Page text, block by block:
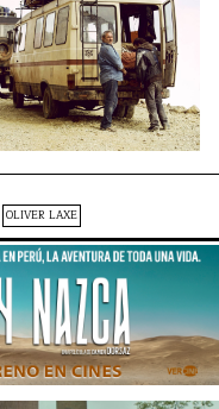
OLIVER LAXE